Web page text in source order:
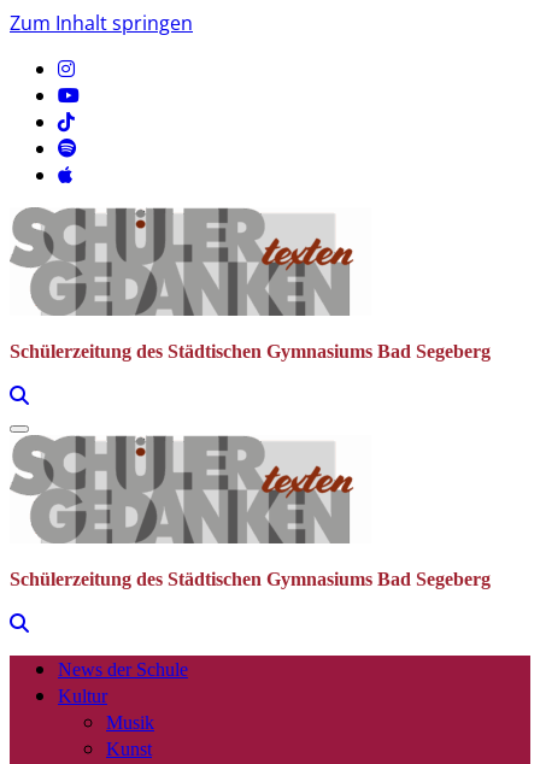
Zum Inhalt springen
Schülerzeitung des Städtischen Gymnasiums Bad Segeberg
Schülerzeitung des Städtischen Gymnasiums Bad Segeberg
News der Schule
Kultur
Musik
Kunst